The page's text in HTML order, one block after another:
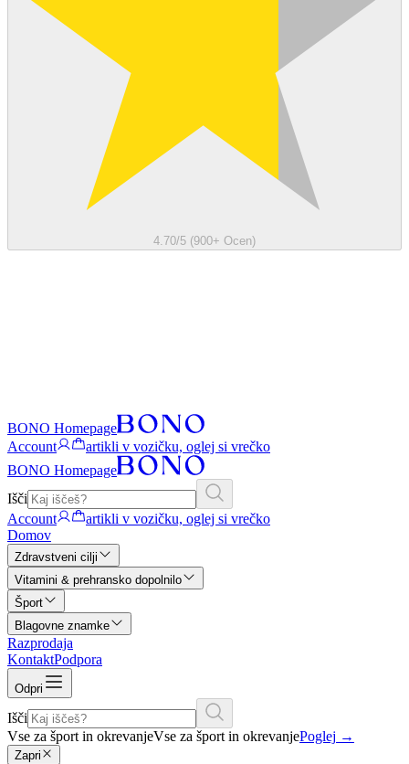
4.70/5 (900+ Ocen)
BONO Homepage
Account
artikli v vozičku, oglej si vrečko
BONO Homepage
Išči
Account
artikli v vozičku, oglej si vrečko
Domov
Zdravstveni cilji
Vitamini & prehransko dopolnilo
Šport
Blagovne znamke
Razprodaja
KontaktPodpora
Odpri
Išči
Vse za šport in okrevanjeVse za šport in okrevanjePoglej →
Zapri